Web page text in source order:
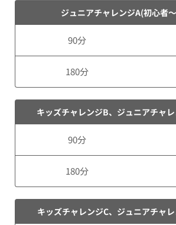
ジュニアチャレンジA(初心者
90分
180分
キッズチャレンジB、ジュニアチャ
90分
180分
キッズチャレンジC、ジュニアチャ